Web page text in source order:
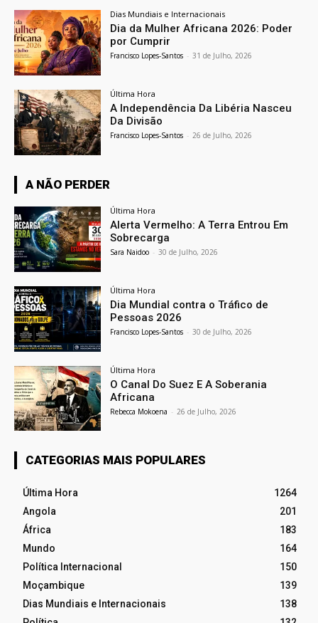
Dias Mundiais e Internacionais
Dia da Mulher Africana 2026: Poder
por Cumprir
Francisco Lopes-Santos - 31 de Julho, 2026
Última Hora
A Independência Da Libéria Nasceu
Da Divisão
Francisco Lopes-Santos - 26 de Julho, 2026
A NÃO PERDER
Última Hora
Alerta Vermelho: A Terra Entrou Em
Sobrecarga
Sara Naidoo - 30 de Julho, 2026
Última Hora
Dia Mundial contra o Tráfico de
Pessoas 2026
Francisco Lopes-Santos - 30 de Julho, 2026
Última Hora
O Canal Do Suez E A Soberania
Africana
Rebecca Mokoena - 26 de Julho, 2026
CATEGORIAS MAIS POPULARES
Última Hora
1264
Angola
201
África
183
Mundo
164
Política Internacional
150
Moçambique
139
Dias Mundiais e Internacionais
138